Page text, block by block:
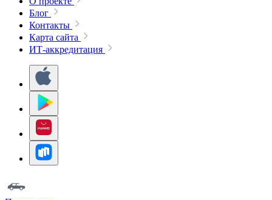
Блог
Контакты
Карта сайта
ИТ-аккредитация